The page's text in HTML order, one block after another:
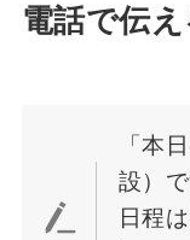
電話で伝
「本
設）
日程